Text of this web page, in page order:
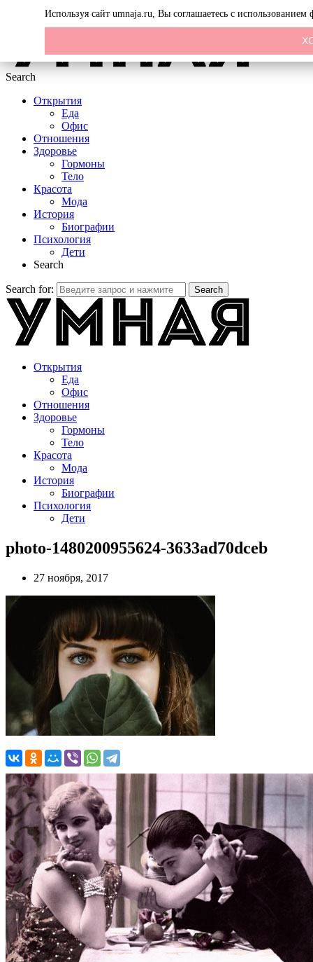
Search
Открытия
Еда
Офис
Отношения
Здоровье
Гормоны
Тело
Красота
Мода
История
Биографии
Психология
Дети
Search
Search for: Search
Открытия
Еда
Офис
Отношения
Здоровье
Гормоны
Тело
Красота
Мода
История
Биографии
Психология
Дети
photo-1480200955624-3633ad70dceb
27 ноября, 2017
Используя сайт umnaja.ru, Вы соглашаетесь с использованием